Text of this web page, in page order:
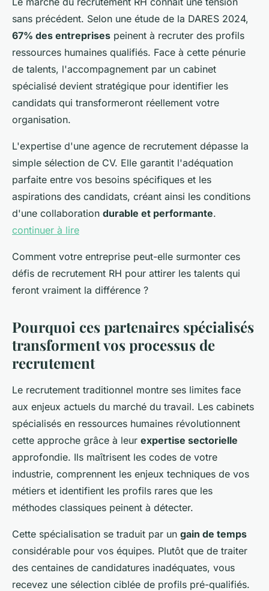
sans précédent. Selon une étude de la DARES 2024,
67% des entreprises peinent à recruter des profils
ressources humaines qualifiés. Face à cette pénurie
de talents, l'accompagnement par un cabinet
spécialisé devient stratégique pour identifier les
candidats qui transformeront réellement votre
organisation.
L'expertise d'une agence de recrutement dépasse la
simple sélection de CV. Elle garantit l'adéquation
parfaite entre vos besoins spécifiques et les
aspirations des candidats, créant ainsi les conditions
d'une collaboration durable et performante.
continuer à lire
Comment votre entreprise peut-elle surmonter ces
défis de recrutement RH pour attirer les talents qui
feront vraiment la différence ?
Pourquoi ces partenaires spécialisés
transforment vos processus de
recrutement
Le recrutement traditionnel montre ses limites face
aux enjeux actuels du marché du travail. Les cabinets
spécialisés en ressources humaines révolutionnent
cette approche grâce à leur expertise sectorielle
approfondie. Ils maîtrisent les codes de votre
industrie, comprennent les enjeux techniques de vos
métiers et identifient les profils rares que les
méthodes classiques peinent à détecter.
Cette spécialisation se traduit par un gain de temps
considérable pour vos équipes. Plutôt que de traiter
des centaines de candidatures inadéquates, vous
recevez une sélection ciblée de profils pré-qualifiés.